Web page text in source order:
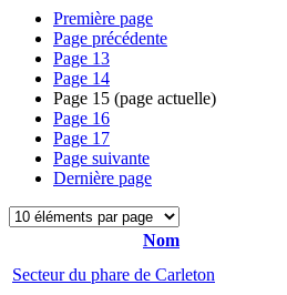
Première page
Page précédente
Page 13
Page 14
Page 15 (page actuelle)
Page 16
Page 17
Page suivante
Dernière page
Nom
Secteur du phare de Carleton